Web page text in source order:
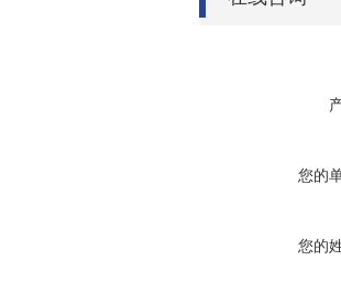
您的
您的